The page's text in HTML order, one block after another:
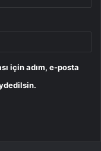
için adım, e-posta